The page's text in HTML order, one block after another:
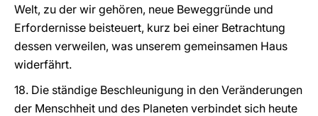
Welt, zu der wir gehören, neue Beweggründe und
Erfordernisse beisteuert, kurz bei einer Betrachtung
dessen verweilen, was unserem gemeinsamen Haus
widerfährt.
18. Die ständige Beschleunigung in den Veränderungen
der Menschheit und des Planeten verbindet sich heute